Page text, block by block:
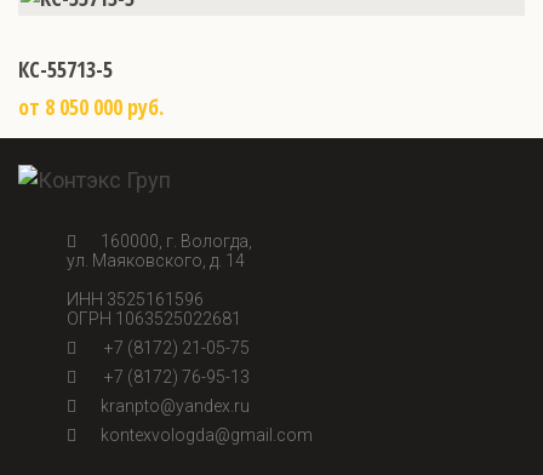
КС-55713-5
от 8 050 000 руб.
160000, г. Вологда,
ул. Маяковского, д. 14
ИНН 3525161596
ОГРН 1063525022681
+7 (8172) 21-05-75
+7 (8172) 76-95-13
kranpto@yandex.ru
kontexvologda@gmail.com